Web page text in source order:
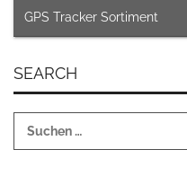
GPS Tracker Sortiment
SEARCH
nach: